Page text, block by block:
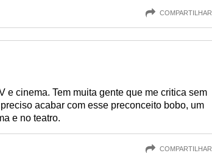
COMPARTILHAR
e cinema. Tem muita gente que me critica sem
acabar com esse preconceito bobo, um
e no teatro.
COMPARTILHAR